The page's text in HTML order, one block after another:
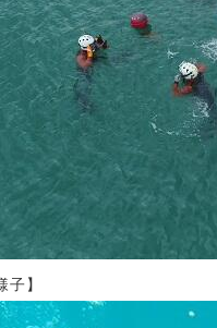
子】